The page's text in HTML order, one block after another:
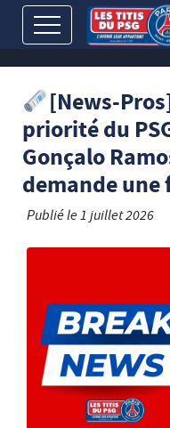
[News-
priorité du
Gonçalo
demande
Publié le1 juillet 2026